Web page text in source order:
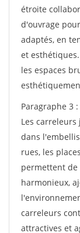
étroite
d'ouvrage
adaptés, en
et
les espaces
Paragraphe 3
Les
dans
rues, les
permettent
harmonieux,
carreleurs
attractives et